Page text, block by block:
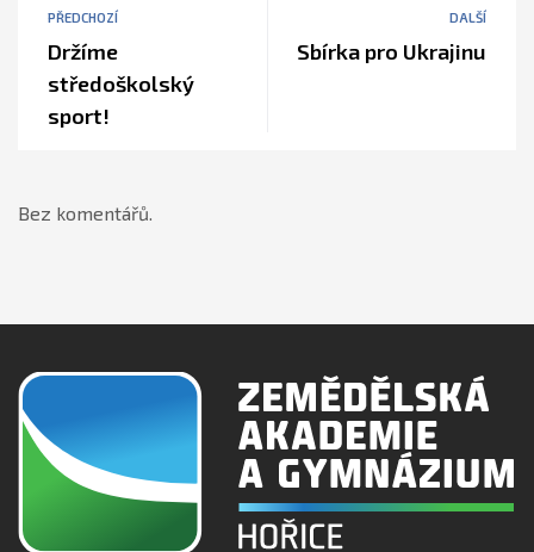
PŘEDCHOZÍ
Držíme
středoškolský
sport!
DALŠÍ
Sbírka pro Ukrajinu
Bez komentářů.